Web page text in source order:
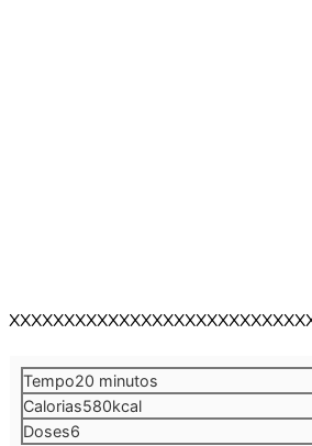
Tempo20 minutos
minutos
Calorias580kcal
Doses6